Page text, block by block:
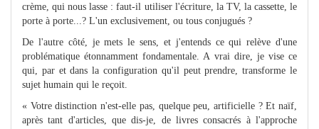
crème, qui nous lasse : faut-il utiliser l'écriture, la TV, la cassette, le
porte à porte...? L'un exclusivement, ou tous conjugués ?
De l'autre côté, je mets le sens, et j'entends ce qui relève d'une
problématique étonnamment fondamentale. A vrai dire, je vise ce
qui, par et dans la configuration qu'il peut prendre, transforme le
sujet humain qui le reçoit.
« Votre distinction n'est-elle pas, quelque peu, artificielle ? Et naïf,
après tant d'articles, que dis-je, de livres consacrés à l'approche